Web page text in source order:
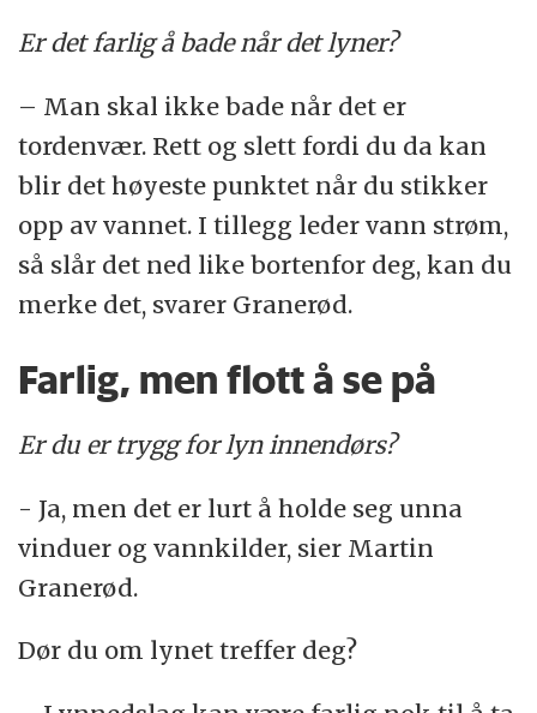
Er det farlig å bade når det lyner?
– Man skal ikke bade når det er
tordenvær. Rett og slett fordi du da kan
blir det høyeste punktet når du stikker
opp av vannet. I tillegg leder vann strøm,
så slår det ned like bortenfor deg, kan du
merke det, svarer Granerød.
Farlig, men flott å se på
Er du er trygg for lyn innendørs?
- Ja, men det er lurt å holde seg unna
vinduer og vannkilder, sier Martin
Granerød.
Dør du om lynet treffer deg?